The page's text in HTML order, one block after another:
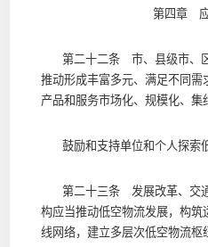
第四章
第二十二条 市、县级市、区
推动形成丰富多元、满足不同
产品和服务市场化、规模化、集
鼓励和支持单位和个人探索低
第二十三条 发展改革、交通
构应当推动低空物流发展，构
线网络，建立多层次低空物流枢